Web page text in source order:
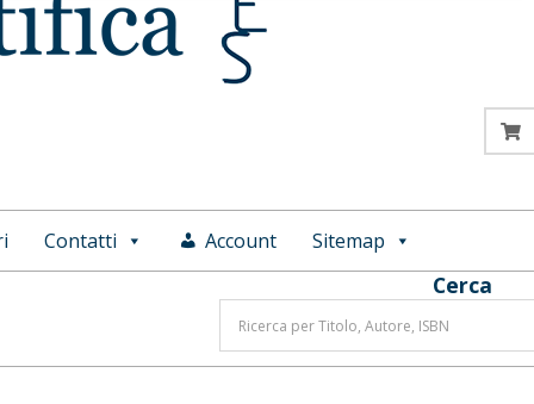
Contatti Account Sitemap
Cerca